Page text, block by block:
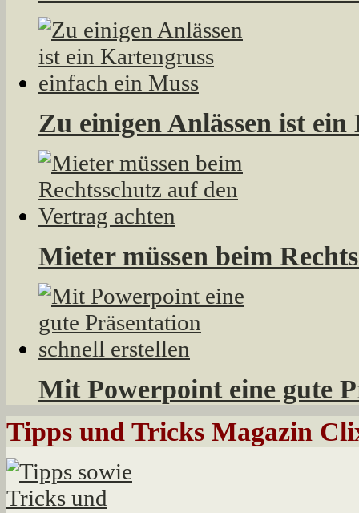
Zu einigen Anlässen ist
Mieter müssen beim
Mit Powerpoint eine gute
Tipps und Tricks Magazin